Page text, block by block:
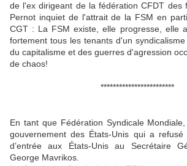
de l'ex dirigeant de la fédération CFDT des
Pernot inquiet de l'attrait de la FSM en
CGT : La FSM existe, elle progresse, elle
fortement tous les tenants d'un
du capitalisme et des guerres d'agression
de chaos!
************************
En tant que Fédération Syndicale
gouvernement des États-Unis qui a
d’entrée aux États-Unis au Secrétaire
George Mavrikos.